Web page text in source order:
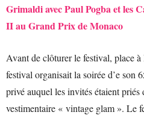
Grimaldi avec Paul Pogba et les
II au Grand Prix de Monaco
Avant de clôturer le festival, place
festival organisait la soirée d’e son
privé auquel les invités étaient priés
vestimentaire « vintage glam ». Le